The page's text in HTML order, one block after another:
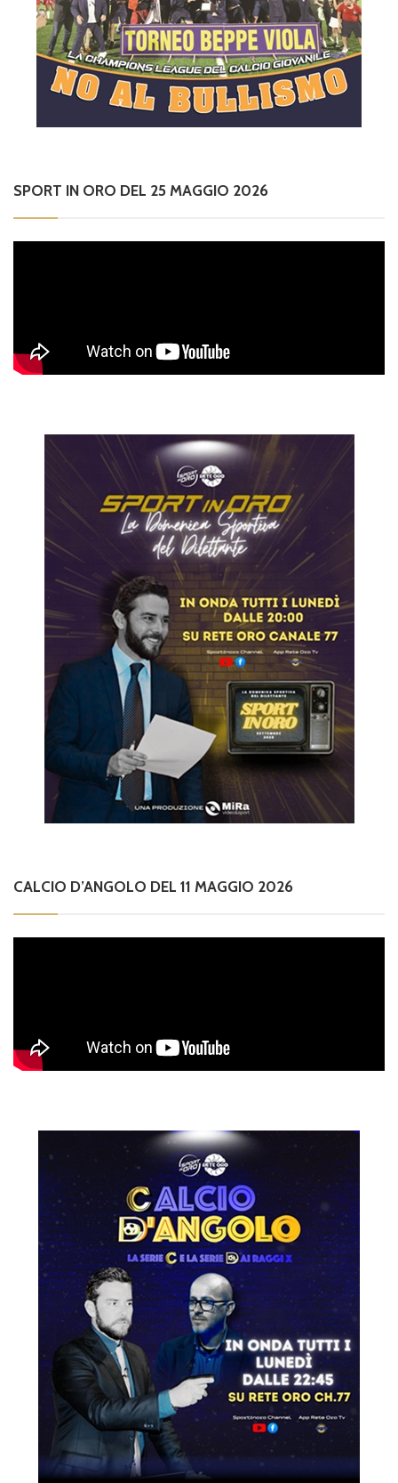
SPORT IN ORO DEL 25 MAGGIO 2026
CALCIO D’ANGOLO DEL 11 MAGGIO 2026